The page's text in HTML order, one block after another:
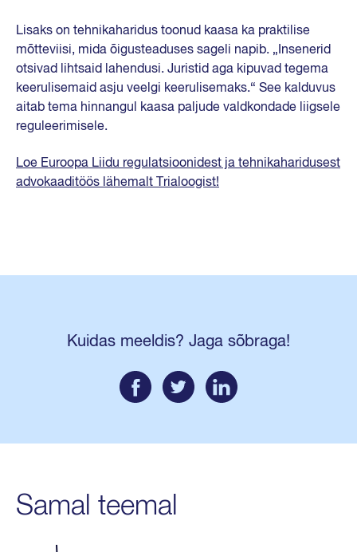
Lisaks on tehnikaharidus toonud kaasa ka praktilise
mõtteviisi, mida õigusteaduses sageli napib. „Insenerid
otsivad lihtsaid lahendusi. Juristid aga kipuvad tegema
keerulisemaid asju veelgi keerulisemaks.“ See kalduvus
aitab tema hinnangul kaasa paljude valdkondade liigsele
reguleerimisele.
Loe Euroopa Liidu regulatsioonidest ja tehnikaharidusest
advokaaditöös lähemalt Trialoogist!
Kuidas meeldis? Jaga sõbraga!
Samal teemal